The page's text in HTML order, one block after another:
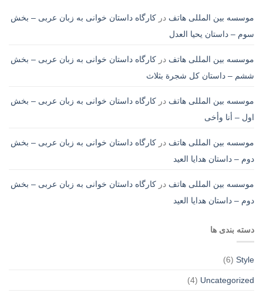
موسسه بین المللی هاتف در کارگاه داستان خوانی به زبان عربی – بخش
سوم – داستان یحیا العدل
موسسه بین المللی هاتف در کارگاه داستان خوانی به زبان عربی – بخش
ششم – داستان کل شجرة بثلاث
موسسه بین المللی هاتف در کارگاه داستان خوانی به زبان عربی – بخش
اول – أنا وأخی
موسسه بین المللی هاتف در کارگاه داستان خوانی به زبان عربی – بخش
دوم – داستان هدایا العید
موسسه بین المللی هاتف در کارگاه داستان خوانی به زبان عربی – بخش
دوم – داستان هدایا العید
دسته بندی ها
Style
(6)
Uncategorized
(4)